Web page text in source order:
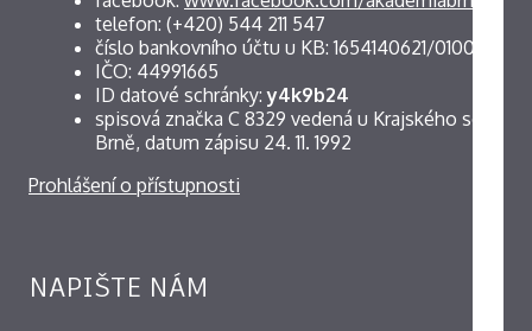
telefon: (+420) 544 211 547
číslo bankovního účtu u KB: 1654140621/0100
IČO: 44991665
ID datové schránky:y4k9b24
spisová značka C 8329 vedená u Krajského soudu v
Brně, datum zápisu 24. 11. 1992
Prohlášení o přístupnosti
NAPIŠTE NÁM